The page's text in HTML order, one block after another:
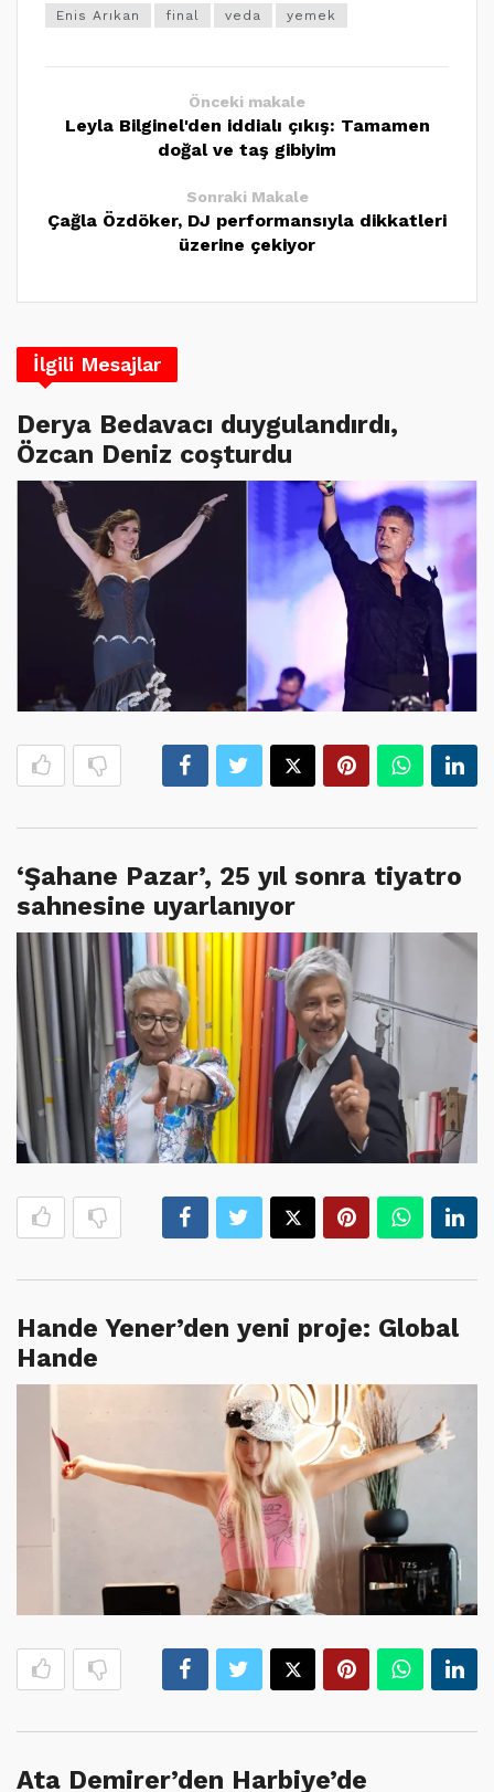
Enis Arıkan final veda yemek
Önceki makale
Leyla Bilginel'den iddialı çıkış: Tamamen
doğal ve taş gibiyim
Sonraki Makale
Çağla Özdöker, DJ performansıyla dikkatleri
üzerine çekiyor
İlgili Mesajlar
Derya Bedavacı duygulandırdı,
Özcan Deniz coşturdu
‘Şahane Pazar’, 25 yıl sonra tiyatro
sahnesine uyarlanıyor
Hande Yener’den yeni proje: Global
Hande
Ata Demirer’den Harbiye’de